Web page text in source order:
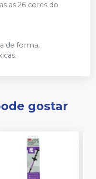
as 26 cores do
de forma,
gostar